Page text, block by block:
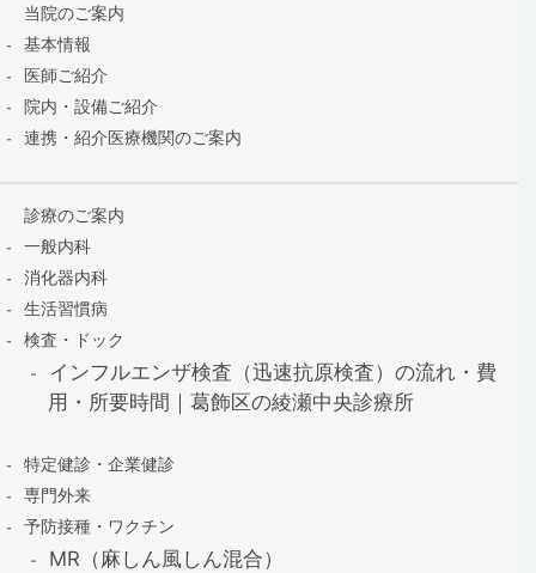
当院のご案内
基本情報
医師ご紹介
院内・設備ご紹介
連携・紹介医療機関のご案内
診療のご案内
一般内科
消化器内科
生活習慣病
検査・ドック
インフルエンザ検査（迅速抗原検査）の流れ・費
用・所要時間｜葛飾区の綾瀬中央診療所
特定健診・企業健診
専門外来
予防接種・ワクチン
MR（麻しん風しん混合）